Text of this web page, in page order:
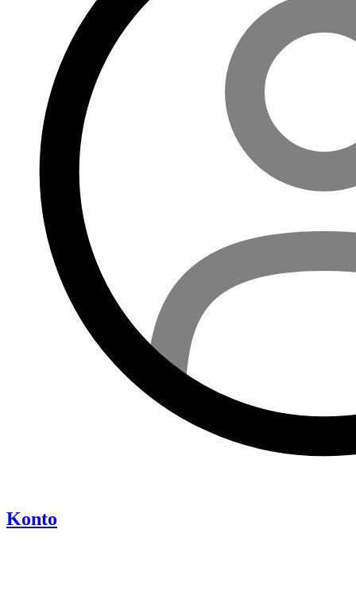
Konto